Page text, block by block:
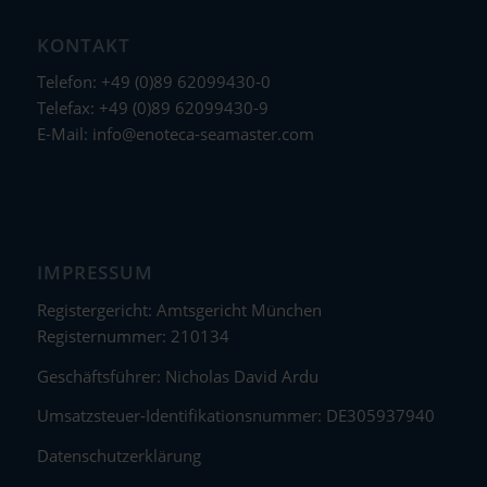
KONTAKT
Telefon: +49 (0)89 62099430-0
Telefax: +49 (0)89 62099430-9
E-Mail: info@enoteca-seamaster.com
IMPRESSUM
Registergericht: Amtsgericht München
Registernummer: 210134
Geschäftsführer: Nicholas David Ardu
Umsatzsteuer-Identifikationsnummer: DE305937940
Datenschutzerklärung